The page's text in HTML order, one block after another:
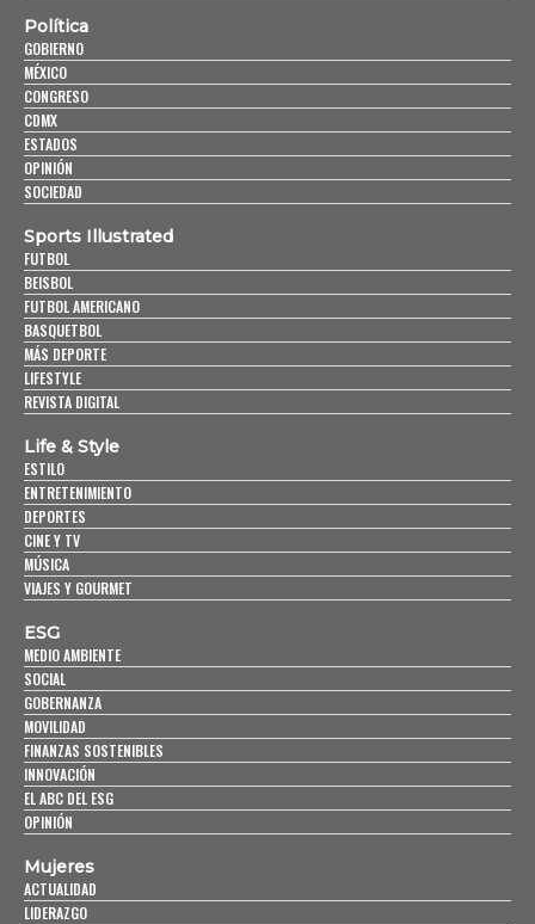
Política
GOBIERNO
MÉXICO
CONGRESO
CDMX
ESTADOS
OPINIÓN
SOCIEDAD
Sports Illustrated
FUTBOL
BEISBOL
FUTBOL AMERICANO
BASQUETBOL
MÁS DEPORTE
LIFESTYLE
REVISTA DIGITAL
Life & Style
ESTILO
ENTRETENIMIENTO
DEPORTES
CINE Y TV
MÚSICA
VIAJES Y GOURMET
ESG
MEDIO AMBIENTE
SOCIAL
GOBERNANZA
MOVILIDAD
FINANZAS SOSTENIBLES
INNOVACIÓN
EL ABC DEL ESG
OPINIÓN
Mujeres
ACTUALIDAD
LIDERAZGO